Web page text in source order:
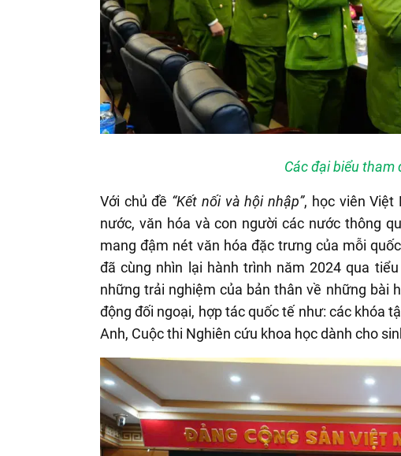
Các đại biểu
Với chủ đề “Kết nối và hội nhập”, học viên Việt
nước, văn hóa và con người các nước thông
mang đậm nét văn hóa đặc trưng của mỗi
đã cùng nhìn lại hành trình năm 2024 qua
những trải nghiệm của bản thân về những bài
động đối ngoại, hợp tác quốc tế như: các khóa
Anh, Cuộc thi Nghiên cứu khoa học dành cho